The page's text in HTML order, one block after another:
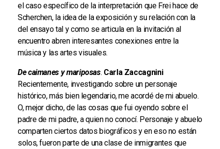
el caso específico de la interpretación que Frei hace de
Scherchen, la idea de la exposición y su relación con la
del ensayo tal y como se articula en la invitación al
encuentro abren interesantes conexiones entre la
música y las artes visuales.
De caimanes y mariposas. Carla Zaccagnini
Recientemente, investigando sobre un personaje
histórico, más bien legendario, me acordé de mi abuelo.
O, mejor dicho, de las cosas que fui oyendo sobre el
padre de mi padre, a quien no conocí. Personaje y abuelo
comparten ciertos datos biográficos y en eso no están
solos, fueron parte de una clase de inmigrantes que